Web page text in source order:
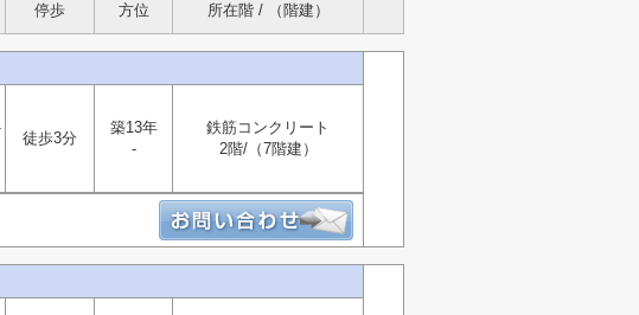
停歩
方位
所在階 / （階建）
徒歩3分
築13年
-
鉄筋コンクリート
2階/（7階建）